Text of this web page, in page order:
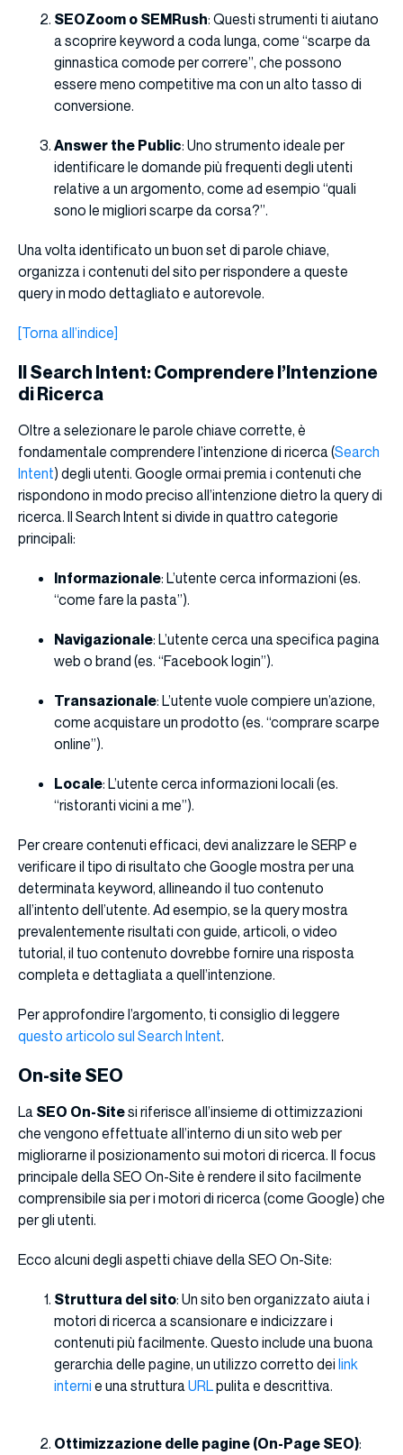
SEOZoom o SEMRush: Questi strumenti ti aiutano
a scoprire keyword a coda lunga, come “scarpe da
ginnastica comode per correre”, che possono
essere meno competitive ma con un alto tasso di
conversione.
Answer the Public: Uno strumento ideale per
identificare le domande più frequenti degli utenti
relative a un argomento, come ad esempio “quali
sono le migliori scarpe da corsa?”.
Una volta identificato un buon set di parole chiave,
organizza i contenuti del sito per rispondere a queste
query in modo dettagliato e autorevole.
[Torna all’indice]
Il Search Intent: Comprendere l’Intenzione
di Ricerca
Oltre a selezionare le parole chiave corrette, è
fondamentale comprendere l’intenzione di ricerca (Search
Intent) degli utenti. Google ormai premia i contenuti che
rispondono in modo preciso all’intenzione dietro la query di
ricerca. Il Search Intent si divide in quattro categorie
principali:
Informazionale: L’utente cerca informazioni (es.
“come fare la pasta”).
Navigazionale: L’utente cerca una specifica pagina
web o brand (es. “Facebook login”).
Transazionale: L’utente vuole compiere un’azione,
come acquistare un prodotto (es. “comprare scarpe
online”).
Locale: L’utente cerca informazioni locali (es.
“ristoranti vicini a me”).
Per creare contenuti efficaci, devi analizzare le SERP e
verificare il tipo di risultato che Google mostra per una
determinata keyword, allineando il tuo contenuto
all’intento dell’utente. Ad esempio, se la query mostra
prevalentemente risultati con guide, articoli, o video
tutorial, il tuo contenuto dovrebbe fornire una risposta
completa e dettagliata a quell’intenzione.
Per approfondire l’argomento, ti consiglio di leggere
questo articolo sul Search Intent.
On-site SEO
La SEO On-Sitesi riferisce all’insieme di ottimizzazioni
che vengono effettuate all’interno di un sito web per
migliorarne il posizionamento sui motori di ricerca. Il focus
principale della SEO On-Site è rendere il sito facilmente
comprensibile sia per i motori di ricerca (come Google) che
per gli utenti.
Ecco alcuni degli aspetti chiave della SEO On-Site:
Struttura del sito: Un sito ben organizzato aiuta i
motori di ricerca a scansionare e indicizzare i
contenuti più facilmente. Questo include una buona
gerarchia delle pagine, un utilizzo corretto dei link
interni e una struttura URLpulita e descrittiva.
Ottimizzazione delle pagine (On-Page SEO):